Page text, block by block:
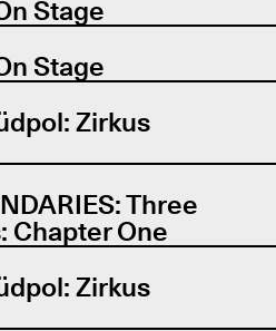
Stage
Stage
Zirkus
Three
Chapter One
Zirkus